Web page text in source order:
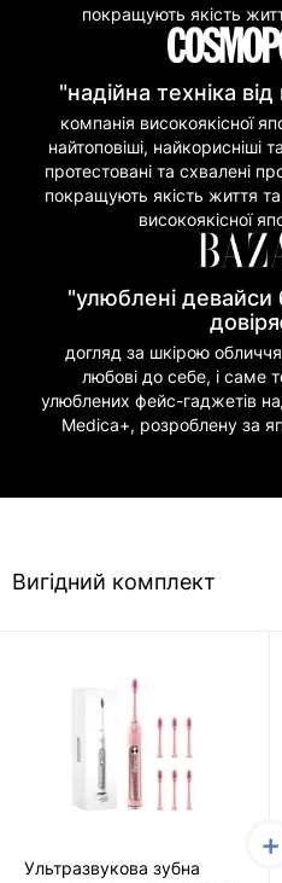
покращують якість
"надійна техніка від
компанія високоякісної
найтоповіші, найкорисніші
протестовані та схвалені
покращують якість життя
високоякісної
"улюблені
догляд за шкірою
любові до себе, і саме
улюблених фейс-гаджетів
Medica+, розроблену за
Вигідний комплект
Ультразвукова зубна